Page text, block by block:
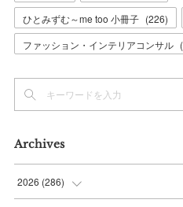
ひとみずむ～me too 小冊子 (226)
ファッション・インテリアコンサル (
Archives
2026 (286)